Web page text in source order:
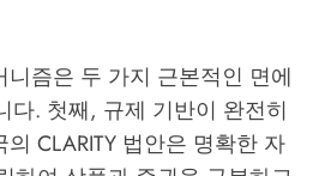
즘은 두 가지 근본적인 면에
다. 첫째, 규제 기반이 완전히
CLARITY 법안은 명확한 자